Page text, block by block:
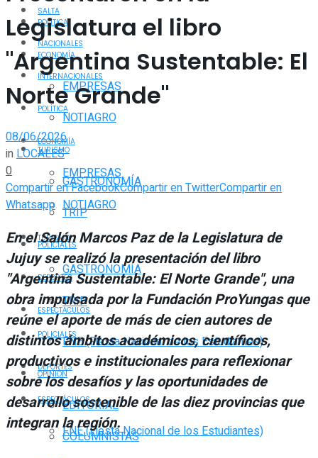
POLÍTICA
ECONOMÍA
EMPRESAS
NOTIAGRO
TURISMO
GASTRONOMÍA
TRIP
POLICIALES
DEPORTES
ESPECTÁCULOS
FNE (Fiesta Nacional de los Estudiantes)
OPINIÓN
EDITORIAL
COLUMNISTAS
SALTA
NACIONALES
INTERNACIONALES
POLÍTICA
ECONOMÍA
EMPRESAS
NOTIAGRO
TURISMO
GASTRONOMÍA
TRIP
POLICIALES
DEPORTES
ESPECTÁCULOS
FNE (Fiesta Nacional de los Estudiantes)
Legislatura el libro
"Argentina Sustentable: El
Norte Grande"
08/06/2026
inLOCALES
0
Compartir en FacebookCompartir en TwitterCompartir en
Whatsapp
En el Salón Marcos Paz de la Legislatura de
Jujuy se realizó la presentación del libro
"Argentina Sustentable: El Norte Grande", una
obra impulsada por la Fundación ProYungas que
reúne el aporte de más de cien autores de
distintos ámbitos académicos, científicos,
productivos e institucionales para reflexionar
sobre los desafíos y las oportunidades de
desarrollo sostenible de las diez provincias que
integran la región.